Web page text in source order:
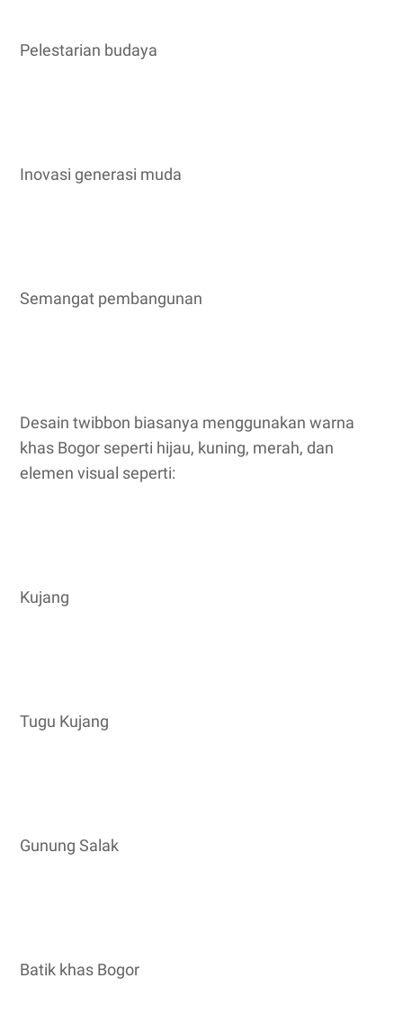
Pelestarian budaya
Inovasi generasi muda
Semangat pembangunan
Desain twibbon biasanya menggunakan warna
khas Bogor seperti hijau, kuning, merah, dan
elemen visual seperti:
Kujang
Tugu Kujang
Gunung Salak
Batik khas Bogor